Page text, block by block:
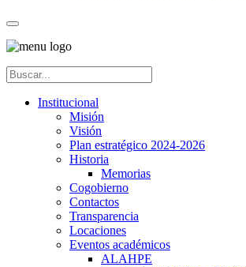
Institucional
Misión
Visión
Plan estratégico 2024-2026
Historia
Memorias
Cogobierno
Contactos
Transparencia
Locaciones
Eventos académicos
ALAHPE